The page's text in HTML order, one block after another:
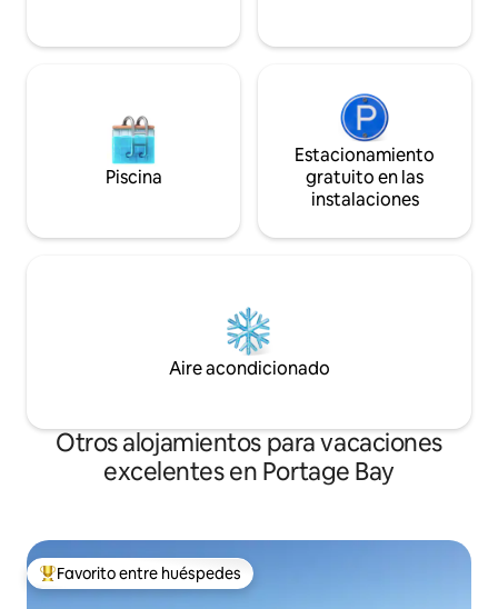
Piscina
Estacionamiento
gratuito en las
instalaciones
Aire acondicionado
Otros alojamientos para vacaciones
excelentes en Portage Bay
Favorito entre huéspedes preferido
Favorito entre huéspedes